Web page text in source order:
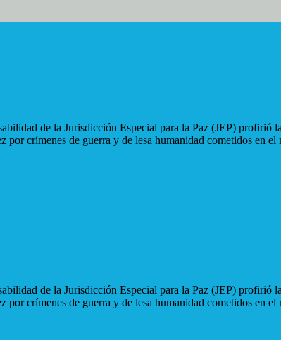
de la Jurisdicción Especial para la Paz (JEP) profirió
crímenes de guerra y de lesa humanidad cometidos en
de la Jurisdicción Especial para la Paz (JEP) profirió
crímenes de guerra y de lesa humanidad cometidos en